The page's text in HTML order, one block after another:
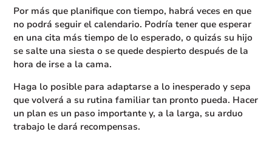
Por más que planifique con tiempo, habrá veces en que
no podrá seguir el calendario. Podría tener que esperar
en una cita más tiempo de lo esperado, o quizás su hijo
se salte una siesta o se quede despierto después de la
hora de irse a la cama.
Haga lo posible para adaptarse a lo inesperado y sepa
que volverá a su rutina familiar tan pronto pueda. Hacer
un plan es un paso importante y, a la larga, su arduo
trabajo le dará recompensas.